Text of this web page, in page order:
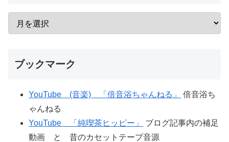
ブックマーク
YouTube (音楽) 「倍音浴ちゃんねる」
倍音浴ち
ゃんねる
YouTube 「純喫茶ヒッピー」
ブログ記事内の補足
動画 と 昔のカセットテープ音源